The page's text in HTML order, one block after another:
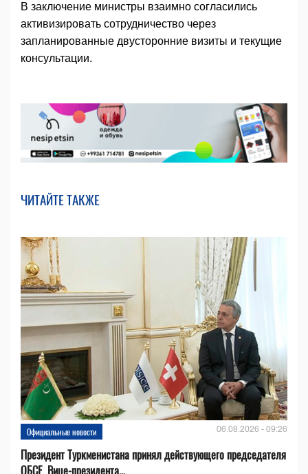
В заключение министры взаимно согласились
активизировать сотрудничество через
запланированные двусторонние визиты и текущие
консультации.
ЧИТАЙТЕ ТАКЖЕ
Официальные новости 06.08.2026 - 09:26
Президент Туркменистана принял действующего председателя
ОБСЕ, Вице-президента...